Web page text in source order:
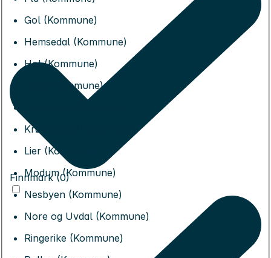
Gol (Kommune)
Hemsedal (Kommune)
Hol (Kommune)
Hole (Kommune)
Krødsherad (Kommune)
Lier (Kommune)
Modum (Kommune)
Nesbyen (Kommune)
Nore og Uvdal (Kommune)
Ringerike (Kommune)
Finnmark (0)